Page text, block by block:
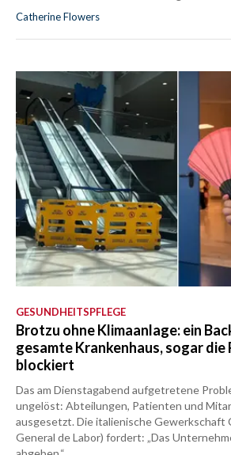
Catherine Flowers
GESUNDHEITSPFLEGE
Brotzu ohne Klimaanlage: ein
gesamte Krankenhaus, sogar
blockiert
Das am Dienstagabend aufgetretene
ungelöst: Abteilungen, Patienten und
ausgesetzt. Die italienische Gewerkschaft
General de Labor) fordert: „Das